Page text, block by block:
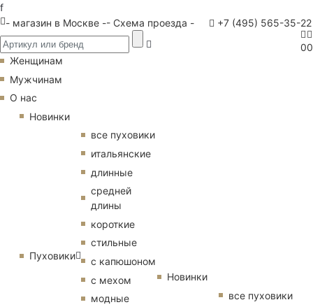
f
- магазин в Москве -- Схема проезда - +7 (495) 565-35-22
00
Женщинам
Мужчинам
О нас
Новинки
Пуховики
все пуховики
итальянские
длинные
средней
длины
короткие
стильные
с капюшоном
с мехом
модные
Новинки
все пуховики